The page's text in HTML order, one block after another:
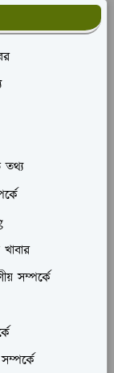
তথ্য
সম্পর্কে